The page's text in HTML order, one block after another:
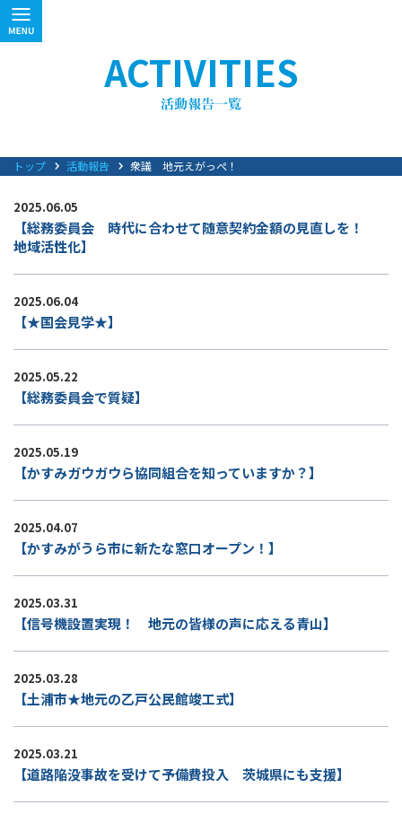
ACTIVITIES
トップ 活動報告 衆議 地元えがっぺ！
2025.06.05
【総務委員会 時代に合わせて随意契約金額の見直しを！
地域活性化】
2025.06.04
【★国会見学★】
2025.05.22
【総務委員会で質疑】
2025.05.19
【かすみガウガウら協同組合を知っていますか？】
2025.04.07
【かすみがうら市に新たな窓口オープン！】
2025.03.31
【信号機設置実現！ 地元の皆様の声に応える青山】
2025.03.28
【土浦市★地元の乙戸公民館竣工式】
2025.03.21
【道路陥没事故を受けて予備費投入 茨城県にも支援】